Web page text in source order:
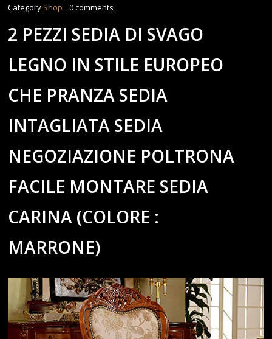
Category:Shop 0 comments
2 PEZZI SEDIA DI SVAGO
LEGNO IN STILE EUROPEO
CHE PRANZA SEDIA
INTAGLIATA SEDIA
NEGOZIAZIONE POLTRONA
FACILE MONTARE SEDIA
CARINA (COLORE :
MARRONE)